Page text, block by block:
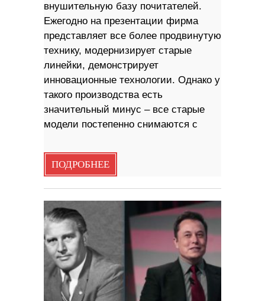
внушительную базу почитателей.
Ежегодно на презентации фирма
представляет все более продвинутую
технику, модернизирует старые
линейки, демонстрирует
инновационные технологии. Однако у
такого производства есть
значительный минус – все старые
модели постепенно снимаются с
ПОДРОБНЕЕ